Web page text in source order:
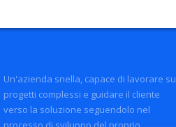
Un'azienda snella, capace di lavorare su
progetti complessi e guidare il cliente
verso la soluzione seguendolo nel